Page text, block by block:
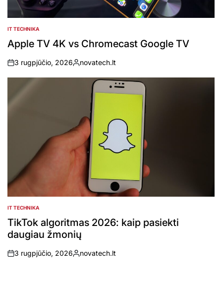
POSTED
IN
IT TECHNIKA
Apple TV 4K vs Chromecast Google TV
on
3 rugpjūčio, 2026
Posted
by
novatech.lt
POSTED
IN
IT TECHNIKA
TikTok algoritmas 2026: kaip pasiekti
daugiau žmonių
on
3 rugpjūčio, 2026
Posted
novatech.lt